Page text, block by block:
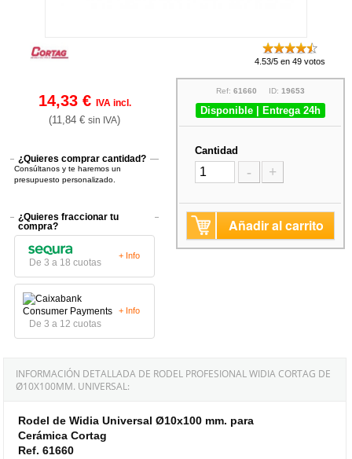
4.53/5 en 49 votos
14,33 € IVA incl.
(11,84 €sin IVA)
¿Quieres comprar cantidad?
Consúltanos y te haremos un
presupuesto personalizado.
¿Quieres fraccionar tu
compra?
De 3 a 18 cuotas
+ Info
De 3 a 12 cuotas
+ Info
Ref: 61660 ID: 19653
Disponible | Entrega 24h
Cantidad
- +
Añadir al carrito
INFORMACIÓN DETALLADA DE RODEL PROFESIONAL WIDIA CORTAG DE
Ø10X100MM. UNIVERSAL:
Rodel de Widia Universal Ø10x100 mm. para
Cerámica Cortag
Ref. 61660